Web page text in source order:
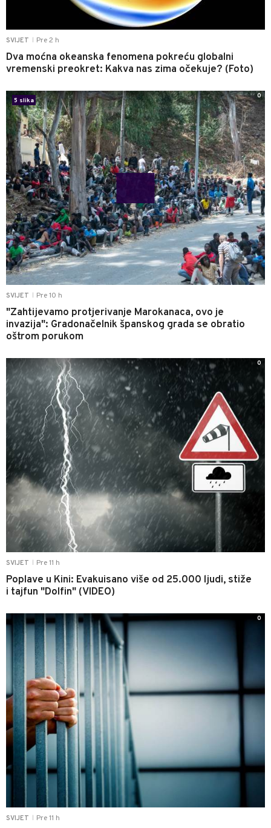
SVIJET Pre 2 h
Dva moćna okeanska fenomena pokreću globalni
vremenski preokret: Kakva nas zima očekuje? (Foto)
SVIJET Pre 10 h
"Zahtijevamo protjerivanje Marokanaca, ovo je
invazija": Gradonačelnik španskog grada se obratio
oštrom porukom
5 slika
0
SVIJET Pre 11 h
Poplave u Kini: Evakuisano više od 25.000 ljudi, stiže
i tajfun "Dolfin" (VIDEO)
0
SVIJET Pre 11 h
0